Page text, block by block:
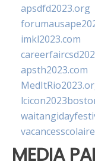
apsdfd2023.org
imkl2023.com
apsth2023.com
MEDIA